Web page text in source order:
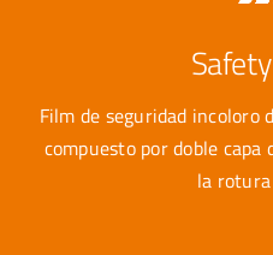
Film de seguridad incoloro
compuesto por doble capa
la